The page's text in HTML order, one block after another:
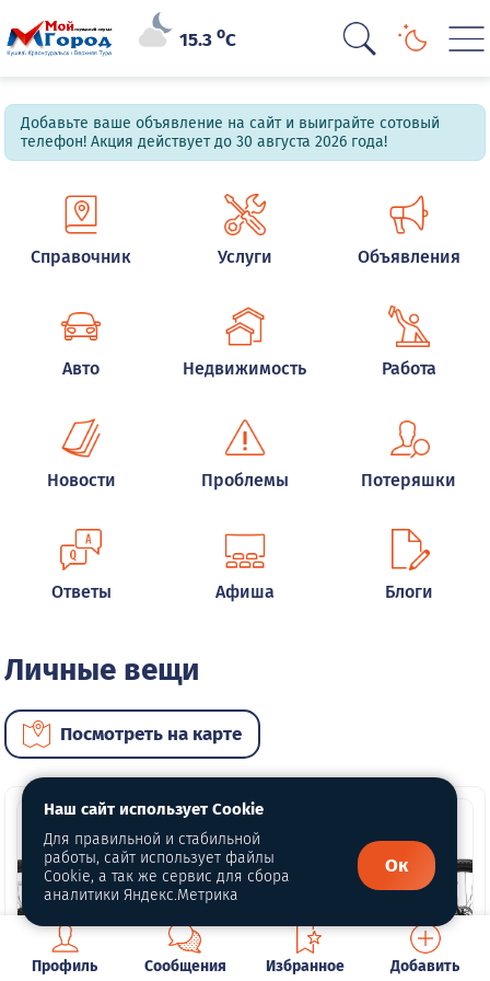
15.3oC
Добавьте ваше объявление на сайт и выиграйте сотовый
телефон! Акция действует до 30 августа 2026 года!
Справочник Услуги Объявления
Авто Недвижимость Работа
Новости Проблемы Потеряшки
Ответы Афиша Блоги
Личные вещи
Посмотреть на карте
1 фото 1 фото
Профиль Сообщения Избранное Добавить
Наш сайт использует Cookie
Для правильной и стабильной
работы, сайт использует файлы
Cookie, а так же сервис для сбора
аналитики Яндекс.Метрика
Ок